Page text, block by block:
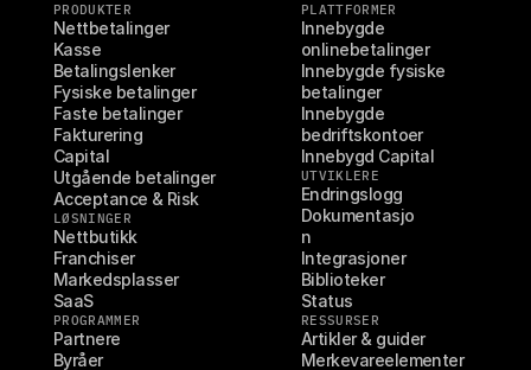
PRODUKTER
Nettbetalinger
Kasse
Betalingslenker
Fysiske betalinger
Faste betalinger
Fakturering
Capital
Utgående betalinger
Acceptance & Risk
LØSNINGER
Nettbutikk
Franchiser
Markedsplasser
SaaS
PROGRAMMER
Partnere
Byråer
PLATTFORMER
Innebygde
onlinebetalinger
Innebygde fysiske
betalinger
Innebygde
bedriftskontoer
Innebygd Capital
UTVIKLERE
Endringslogg
Dokumentasjo
n
Integrasjoner
Biblioteker
Status
RESSURSER
Artikler & guider
Merkevareelementer